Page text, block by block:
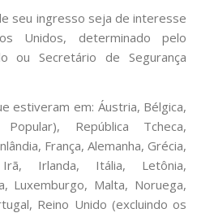
ingresso seja de interesse
Unidos, determinado pelo
ou Secretário de Segurança
em: Áustria, Bélgica,
República Tcheca,
França, Alemanha, Grécia,
Irlanda, Itália, Letônia,
Luxemburgo, Malta, Noruega,
Reino Unido (excluindo os